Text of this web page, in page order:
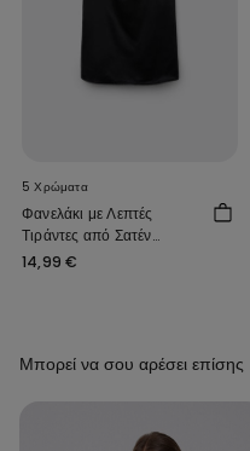
5 Χρώματα
Φανελάκι με Λεπτές
Τιράντες από Σατέν
Ύφασμα και Δαντέλα
14,99 €
Μπορεί να σου αρέσει επίσης